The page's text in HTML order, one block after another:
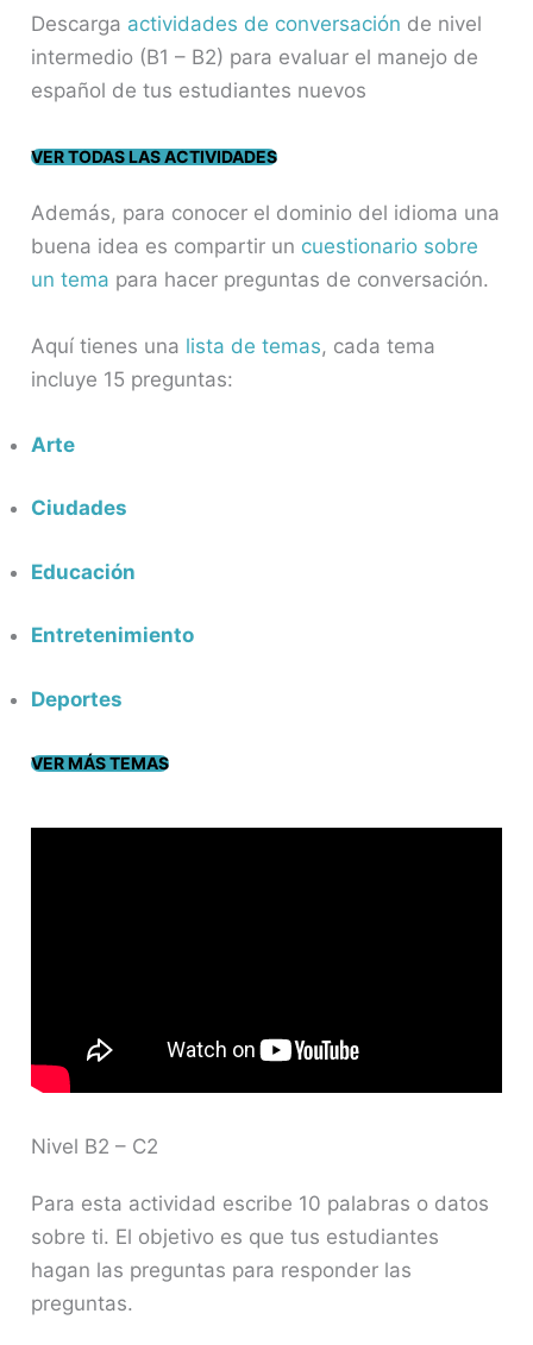
Descarga actividades de conversación de nivel
intermedio (B1 – B2) para evaluar el manejo de
español de tus estudiantes nuevos
VER TODAS LAS ACTIVIDADES
Además, para conocer el dominio del idioma una
buena idea es compartir un cuestionario sobre
un tema para hacer preguntas de conversación.
Aquí tienes una lista de temas, cada tema
incluye 15 preguntas:
Arte
Ciudades
Educación
Entretenimiento
Deportes
VER MÁS TEMAS
Nivel B2 – C2
Para esta actividad escribe 10 palabras o datos
sobre ti. El objetivo es que tus estudiantes
hagan las preguntas para responder las
preguntas.